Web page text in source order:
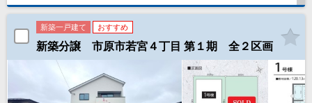
新築一戸建て おすすめ
新築分譲 市原市若宮４丁目 第１期 全２区画
成田･銚子方面エリアの新築一戸建
成田･銚子方面エリアの中古一戸建
成田･銚子方面エリアのマンション
成田･銚子方面エリアの土地
四街道･佐倉･八千代方面エリア
四街道･佐倉･八千代方面エリアの新築一戸建
四街道･佐倉･八千代方面エリアの中古一戸建